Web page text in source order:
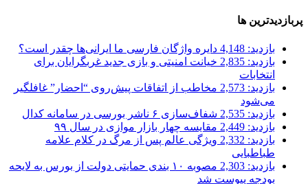
پربازدیدترین ها
بازدید: 4,148
دایره واژگان فارسی ما ایرانی‌ها چقدر است؟
بازدید: 2,835
خیانت امنیتی و بازی جدید غربگرایان برای
انتخابات
بازدید: 2,573
مخاطب از اتفاقات پیش‌روی “احضار” غافلگیر
می‌شود
بازدید: 2,535
شفاف‌سازی ۶ ناشر بورسی در سامانه کدال
بازدید: 2,449
مقایسه چهار بازار موازی در سال ۹۹
بازدید: 2,332
ویژگی عالم پس از مرگ در کلام علامه
طباطبایی
بازدید: 2,303
مصوبه ۱۰ بندی حمایتی دولت از بورس به لایحه
بودجه پیوست شد